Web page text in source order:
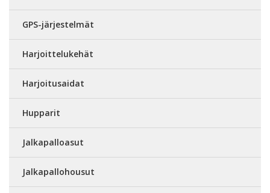
GPS-järjestelmät
Harjoittelukehät
Harjoitusaidat
Hupparit
Jalkapalloasut
Jalkapallohousut